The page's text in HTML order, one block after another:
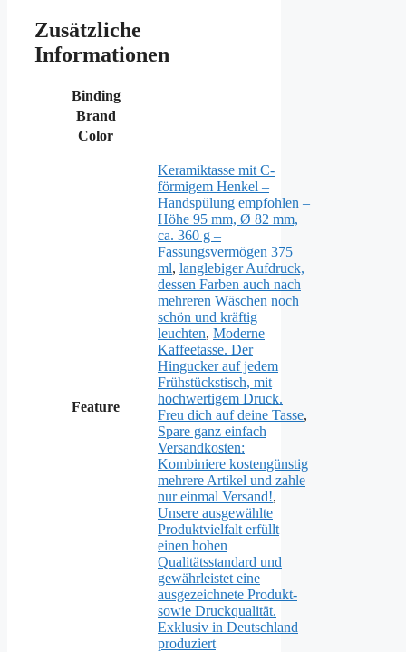
Zusätzliche
Informationen
Binding
Brand
Color
Feature
Keramiktasse mit C-
förmigem Henkel –
Handspülung empfohlen –
Höhe 95 mm, Ø 82 mm,
ca. 360 g –
Fassungsvermögen 375
ml, langlebiger Aufdruck,
dessen Farben auch nach
mehreren Wäschen noch
schön und kräftig
leuchten, Moderne
Kaffeetasse. Der
Hingucker auf jedem
Frühstückstisch, mit
hochwertigem Druck.
Freu dich auf deine Tasse,
Spare ganz einfach
Versandkosten:
Kombiniere kostengünstig
mehrere Artikel und zahle
nur einmal Versand!,
Unsere ausgewählte
Produktvielfalt erfüllt
einen hohen
Qualitätsstandard und
gewährleistet eine
ausgezeichnete Produkt-
sowie Druckqualität.
Exklusiv in Deutschland
produziert